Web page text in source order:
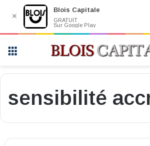
sensibilité
✕
Blois Capitale
GRATUIT
Sur Google Play